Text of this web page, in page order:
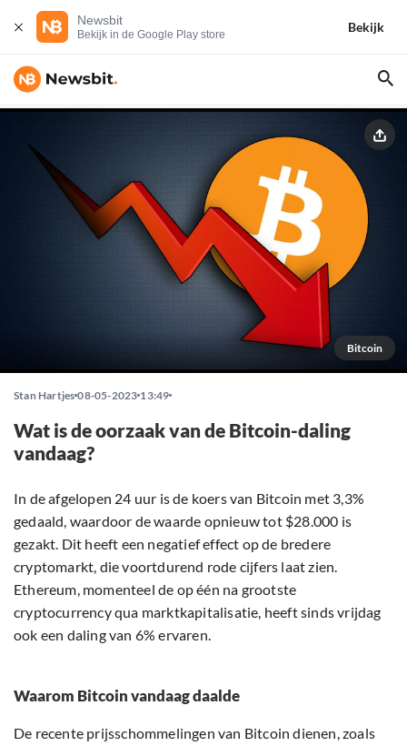
Newsbit
Bekijk in de Google Play store
Bekijk
Bitcoin
Stan Hartjes 08-05-2023 13:49
Wat is de oorzaak van de Bitcoin-daling
vandaag?
In de afgelopen 24 uur is de koers van Bitcoin met 3,3%
gedaald, waardoor de waarde opnieuw tot $28.000 is
gezakt. Dit heeft een negatief effect op de bredere
cryptomarkt, die voortdurend rode cijfers laat zien.
Ethereum, momenteel de op één na grootste
cryptocurrency qua marktkapitalisatie, heeft sinds vrijdag
ook een daling van 6% ervaren.
Waarom Bitcoin vandaag daalde
De recente prijsschommelingen van Bitcoin dienen, zoals